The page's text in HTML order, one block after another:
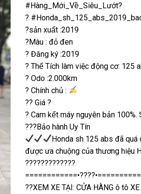
#Hàng_Mới_Về_Siêu_Lướt?
?
?sản xuất :2019
?Màu : đỏ đen
? Đăng ký :2019
? Thể Tích làm việc động cơ: 125
? Odo :2.000km
? Chính chủ :
?? Giá ?
? Cam kết máy nguyên bản
???Bảo hành Uy Tín
Honda sh 125 abs đã quá
được ưa chuộng của thương hiệu
?????????????
??XEM XE TẠI: CỬA HÀNG ô tô